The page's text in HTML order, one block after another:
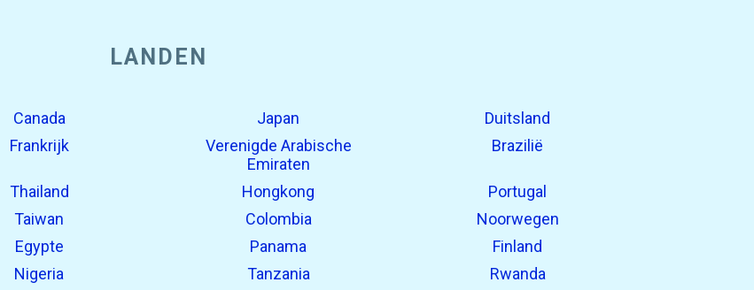
LANDEN
Canada Japan
Duitsland
Frankrijk
Verenigde Arabische
Emiraten
Brazilië
Thailand Hongkong
Portugal
Taiwan Colombia
Noorwegen
Egypte Panama
Finland
Nigeria Tanzania Rwanda